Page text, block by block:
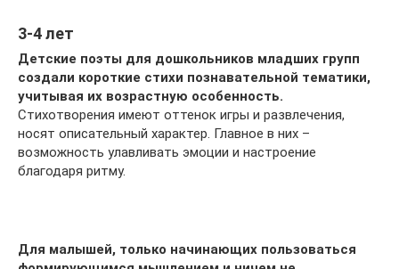
3-4 лет
Детские поэты для дошкольников младших групп
создали короткие стихи познавательной тематики,
учитывая их возрастную особенность.
Стихотворения имеют оттенок игры и развлечения,
носят описательный характер. Главное в них –
возможность улавливать эмоции и настроение
благодаря ритму.
Для малышей, только начинающих пользоваться